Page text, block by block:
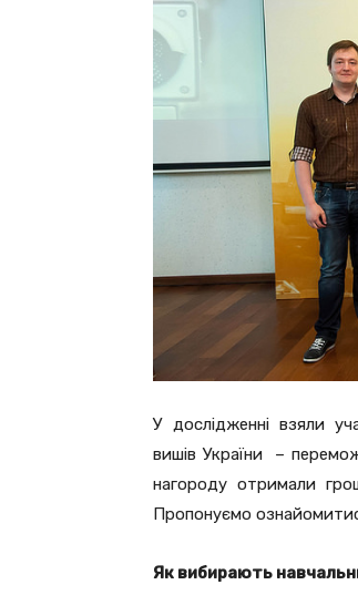
У дослідженні взяли
вишів України –
нагороду отримали
Пропонуємо
Як вибирають